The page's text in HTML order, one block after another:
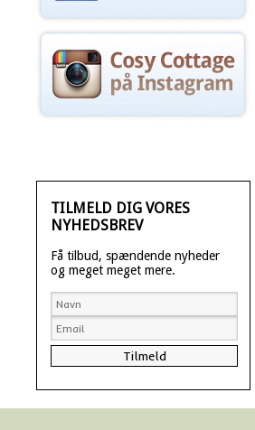
TILMELD DIG VORES
NYHEDSBREV
Få tilbud, spændende nyheder
og meget meget mere.